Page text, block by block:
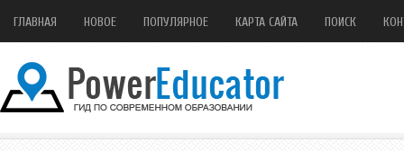
ГЛАВНАЯ НОВОЕ ПОПУЛЯРНОЕ КАРТА САЙТА ПОИСК